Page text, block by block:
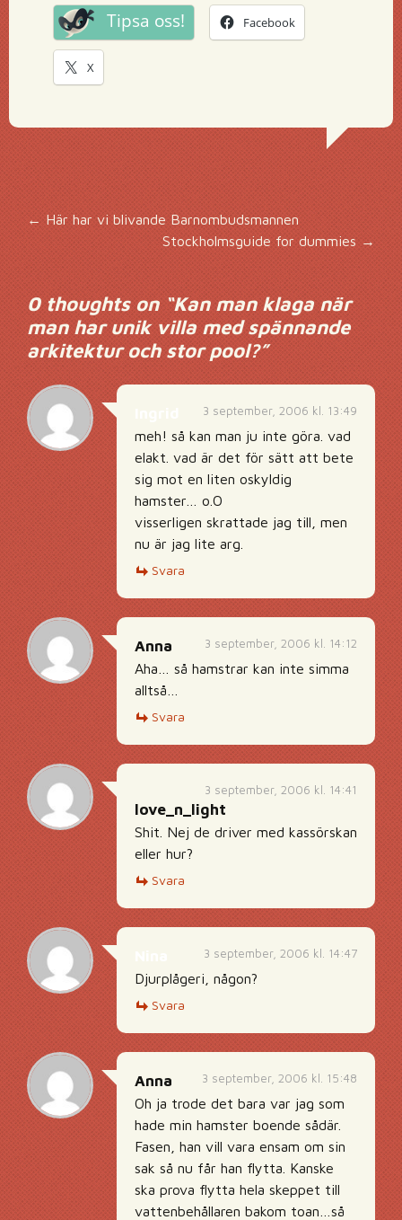
Tipsa oss! Facebook
X
Inläggsnavigering
←Här har vi blivande Barnombudsmannen
Stockholmsguide for dummies →
0 thoughts on “Kan man klaga när
man har unik villa med spännande
arkitektur och stor pool?”
3 september, 2006 kl. 13:49
meh! så kan man ju inte göra. vad
elakt. vad är det för sätt att bete
sig mot en liten oskyldig
hamster… o.O
visserligen skrattade jag till, men
nu är jag lite arg.
Svara
3 september, 2006 kl. 14:12
Anna
Aha… så hamstrar kan inte simma
alltså…
Svara
3 september, 2006 kl. 14:41
love_n_light
Shit. Nej de driver med kassörskan
eller hur?
Svara
3 september, 2006 kl. 14:47
Djurplågeri, någon?
Svara
3 september, 2006 kl. 15:48
Anna
Oh ja trode det bara var jag som
hade min hamster boende sådär.
Fasen, han vill vara ensam om sin
sak så nu får han flytta. Kanske
ska prova flytta hela skeppet till
vattenbehållaren bakom toan…så